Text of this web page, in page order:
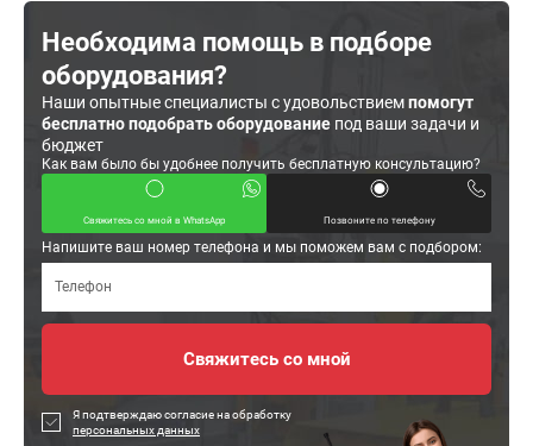
Необходима помощь в подборе
оборудования?
Наши опытные специалисты с удовольствиемпомогут
бесплатно подобрать оборудование под ваши задачи и
бюджет
Как вам было бы удобнее получить бесплатную консультацию?
Свяжитесь со мной в WhatsApp Позвоните по телефону
Напишите ваш номер телефона и мы поможем вам с подбором:
Я подтверждаю согласие на обработку
персональных данных